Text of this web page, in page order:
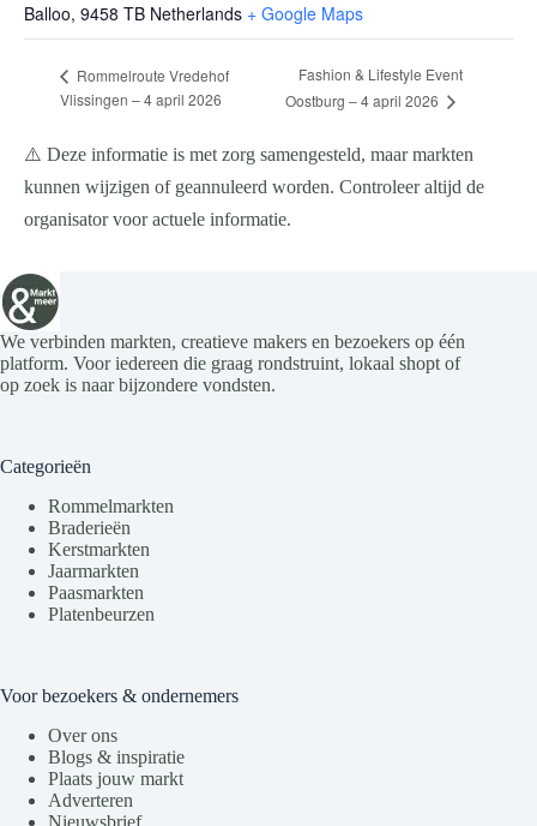
Balloo, 9458 TB Netherlands + Google Maps
Rommelroute Vredehof
Vlissingen – 4 april 2026
Fashion & Lifestyle Event
Oostburg – 4 april 2026
⚠️ Deze informatie is met zorg samengesteld, maar markten
kunnen wijzigen of geannuleerd worden. Controleer altijd de
organisator voor actuele informatie.
We verbinden markten, creatieve makers en bezoekers op één
platform. Voor iedereen die graag rondstruint, lokaal shopt of
op zoek is naar bijzondere vondsten.
Categorieën
Rommelmarkten
Braderieën
Kerstmarkten
Jaarmarkten
Paasmarkten
Platenbeurzen
Voor bezoekers & ondernemers
Over ons
Blogs & inspiratie
Plaats jouw markt
Adverteren
Nieuwsbrief